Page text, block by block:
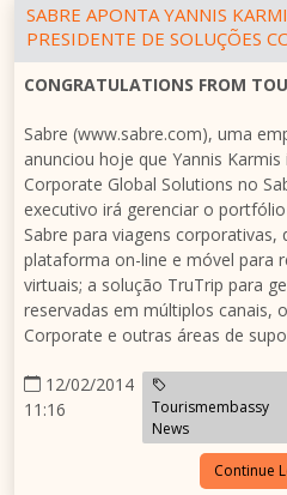
SABRE APONTA YANNIS
PRESIDENTE DE SOLUÇÕES
CONGRATULATIONS FROM
Sabre (www.sabre.com), uma
anunciou hoje que Yannis
Corporate Global Solutions no
executivo irá gerenciar o
Sabre para viagens corporativas,
plataforma on-line e móvel para
virtuais; a solução TruTrip para
reservadas em múltiplos canais,
Corporate e outras áreas de
12/02/2014
11:16
Tourismembassy
News
Continue